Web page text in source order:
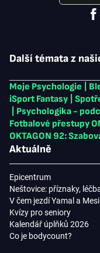
Další témata z
Moje Psychologie
iSport Fantasy
Psychologika -
Fotbalové přestupy
OKTAGON 92:
Aktuálně
Epicentrum
Neštovice: příznaky,
V čem jezdí Yamal a
Kvízy pro seniory
Kalendář úplňků 2026
Co je bodycount?